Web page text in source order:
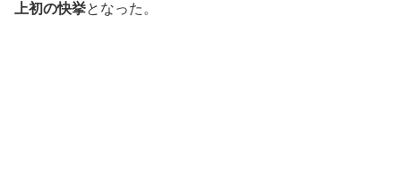
上初の快挙となった。